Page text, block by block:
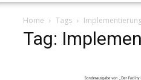
Home Tags
Tag: